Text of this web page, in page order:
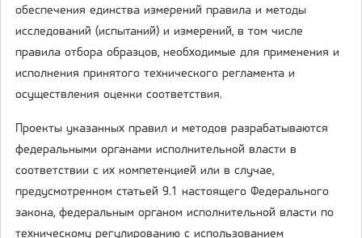
обеспечения единства измерений правила и методы
исследований (испытаний) и измерений, в том числе
правила отбора образцов, необходимые для применения и
исполнения принятого технического регламента и
осуществления оценки соответствия.
Проекты указанных правил и методов разрабатываются
федеральными органами исполнительной власти в
соответствии с их компетенцией или в случае,
предусмотренном статьей 9.1 настоящего Федерального
закона, федеральным органом исполнительной власти по
техническому регулированию с использованием